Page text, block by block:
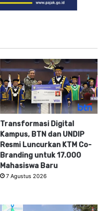
Transformasi Digital
Kampus, BTN dan UNDIP
Resmi Luncurkan KTM Co-
Branding untuk 17.000
Mahasiswa Baru
7 Agustus 2026